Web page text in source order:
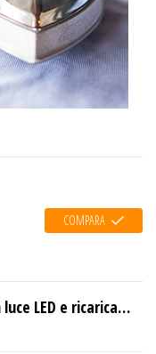
COMPARA
LED e ricarica